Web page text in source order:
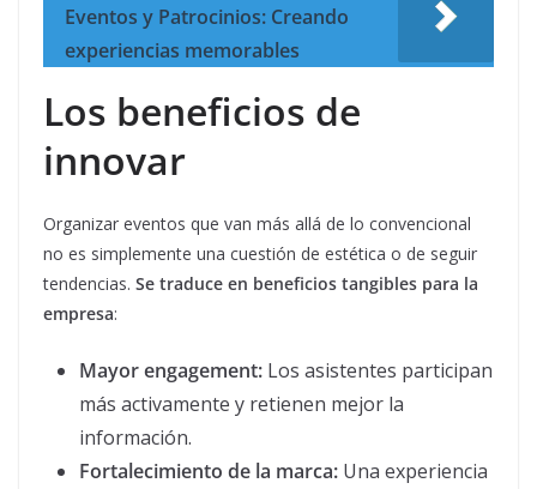
Eventos y Patrocinios: Creando
experiencias memorables
Los beneficios de
innovar
Organizar eventos que van más allá de lo convencional
no es simplemente una cuestión de estética o de seguir
tendencias. Se traduce en beneficios tangibles para la
empresa:
Mayor engagement: Los asistentes participan
más activamente y retienen mejor la
información.
Fortalecimiento de la marca: Una experiencia